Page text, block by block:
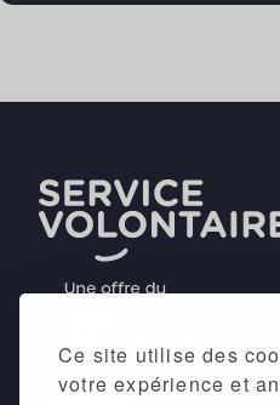
Ce site utilise des
votre expérience et